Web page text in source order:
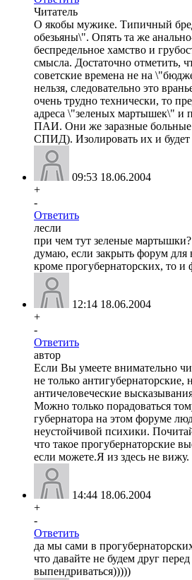
Читатель
О якобы мужике. Типичный
обезьяны\". Опять та же
беспредельное хамство и
смысла. Достаточно отметить,
советские времена не на
нельзя, следовательно это
очень трудно технически, то
адреса \"зеленых мартышек\" и
ПАИ. Они же заразные больные
СПИД). Изолировать их и будет
09:53 18.06.2004
+
-
Ответить
лесли
при чем тут зеленые
думаю, если закрыть форум для
кроме прогубернаторских, то
12:14 18.06.2004
+
-
Ответить
автор
Если Вы умеете внимательно
не только антигубернаторские,
античеловеческие
Можно только порадоваться
губернатора на этом форуме
неустойчивой психики.
что такое прогубернаторские
если можете.Я из здесь не вижу.
14:44 18.06.2004
+
-
Ответить
да мы сами в
что давайте не будем друг
выпендриваться)))))